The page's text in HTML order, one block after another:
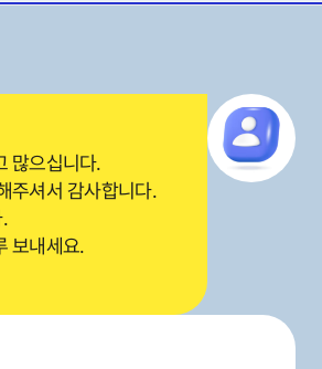
많으십니다.
주셔서 감사합니다.
보내세요.